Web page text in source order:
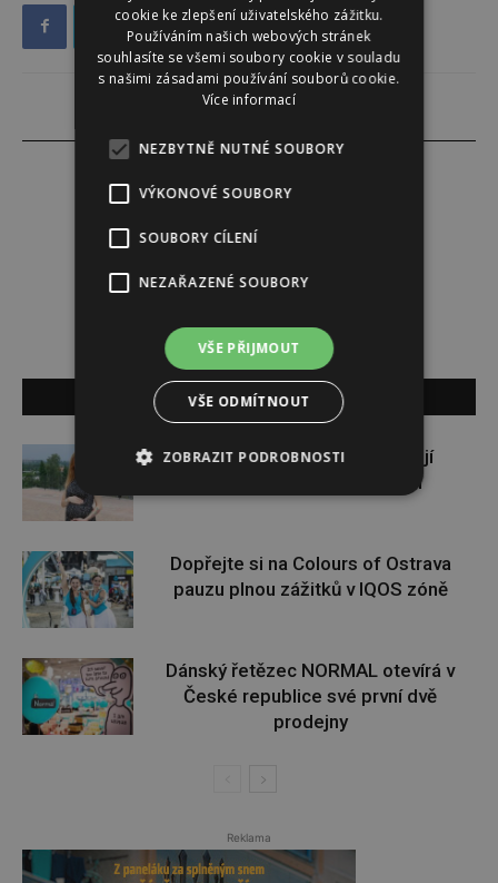
Lucie Šáleová
SOUVISEJÍCÍ ČLÁNKY
Gabriela Soukalová se nebojí
sportovat ani v těhotenství
Dopřejte si na Colours of Ostrava
pauzu plnou zážitků v IQOS zóně
Dánský řetězec NORMAL otevírá v
České republice své první dvě
prodejny
Reklama
cookie ke zlepšení uživatelského zážitku.
Používáním našich webových stránek
souhlasíte se všemi soubory cookie v souladu
s našimi zásadami používání souborů cookie.
Více informací
NEZBYTNĚ NUTNÉ SOUBORY
VÝKONOVÉ SOUBORY
SOUBORY CÍLENÍ
NEZAŘAZENÉ SOUBORY
VŠE PŘIJMOUT
VŠE ODMÍTNOUT
ZOBRAZIT PODROBNOSTI